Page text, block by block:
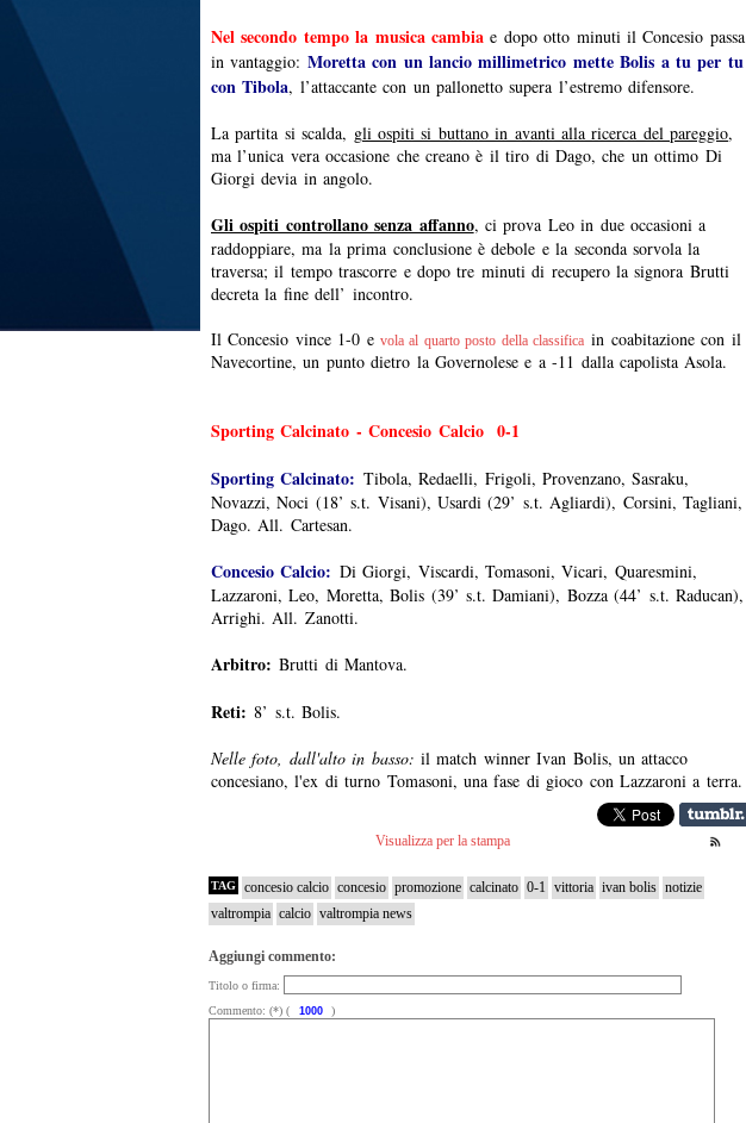
Nel secondo tempo la musica cambia e dopo otto minuti il Concesio passa
in vantaggio: Moretta con un lancio millimetrico mette Bolis a tu per tu
con Tibola, l’attaccante con un pallonetto supera l’estremo difensore.
La partita si scalda, gli ospiti si buttano in avanti alla ricerca del pareggio,
ma l’unica vera occasione che creano è il tiro di Dago, che un ottimo Di
Giorgi devia in angolo.
Gli ospiti controllano senza affanno, ci prova Leo in due occasioni a
raddoppiare, ma la prima conclusione è debole e la seconda sorvola la
traversa; il tempo trascorre e dopo tre minuti di recupero la signora Brutti
decreta la fine dell’ incontro.
Il Concesio vince 1-0 e vola al quarto posto della classifica in coabitazione con il
Navecortine, un punto dietro la Governolese e a -11 dalla capolista Asola.
Sporting Calcinato - Concesio Calcio 0-1
Sporting Calcinato: Tibola, Redaelli, Frigoli, Provenzano, Sasraku,
Novazzi, Noci (18’ s.t. Visani), Usardi (29’ s.t. Agliardi), Corsini, Tagliani,
Dago. All. Cartesan.
Concesio Calcio: Di Giorgi, Viscardi, Tomasoni, Vicari, Quaresmini,
Lazzaroni, Leo, Moretta, Bolis (39’ s.t. Damiani), Bozza (44’ s.t. Raducan),
Arrighi. All. Zanotti.
Arbitro: Brutti di Mantova.
Reti:8’ s.t. Bolis.
Nelle foto, dall'alto in basso: il match winner Ivan Bolis, un attacco
concesiano, l'ex di turno Tomasoni, una fase di gioco con Lazzaroni a terra.
Visualizza per la stampa
TAG concesio calcio concesio promozione calcinato 0-1 vittoria ivan bolis notizie
valtrompia calcio valtrompia news
Aggiungi commento:
Titolo o firma:
Commento: (*) (
)